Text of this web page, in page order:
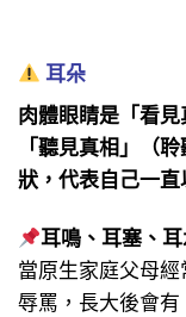
耳朵
肉體眼睛是「看
「聽見真相」（
狀，代表自己一
耳鳴、耳塞、
當原生家庭父母
辱罵，長大後會